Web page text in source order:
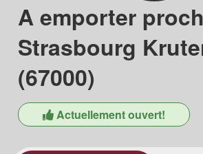
A emporter
Strasbourg
(67000)
Actuellement ouvert!